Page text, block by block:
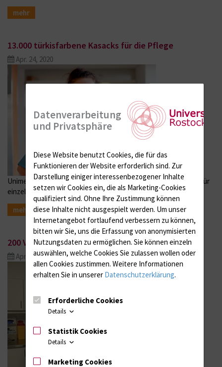
mehr
13.000 türkisfarbene Kasacks für die Pflege
Apr. 24, 2020
Unimedizin kleidet Personal neu ein / Unterschiedliche Farben für
einzelne Berufsgruppen
mehr
200 Visiere für die Unimedizin
Apr. 23, 2020
Datenverarbeitung
und Privatsphäre
Diese Website benutzt Cookies, die für das
Funktionieren der Website erforderlich sind. Zur
Darstellung einiger interessenbezogener Inhalte
setzen wir Cookies ein, die als Marketing-Cookies
qualifiziert sind. Ohne Ihre Zustimmung können
diese Inhalte nicht ausgespielt werden. Um unser
Internetangebot fortlaufend verbessern zu können,
bitten wir Sie, uns die Erfassung von anonymisierten
Nutzungsdaten zu ermöglichen. Sie können einzeln
auswählen, welche Cookies Sie zulassen wollen oder
allen Cookies zustimmen. Weitere Informationen
erhalten Sie in unserer Datenschutzerklärung.
Erforderliche Cookies
Details
Statistik Cookies
Details
Marketing Cookies